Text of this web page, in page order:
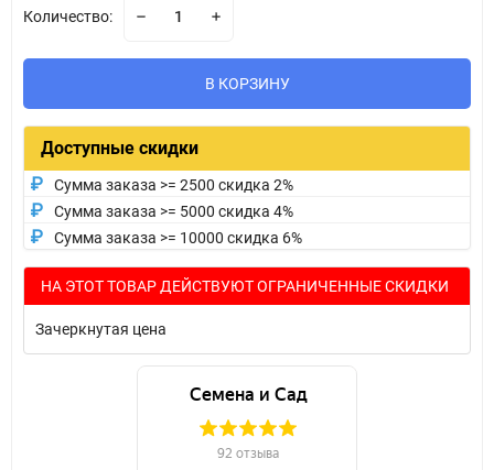
Количество:
В КОРЗИНУ
Доступные скидки
Сумма заказа >= 2500 скидка 2%
Сумма заказа >= 5000 скидка 4%
Сумма заказа >= 10000 скидка 6%
НА ЭТОТ ТОВАР ДЕЙСТВУЮТ ОГРАНИЧЕННЫЕ СКИДКИ
Зачеркнутая цена